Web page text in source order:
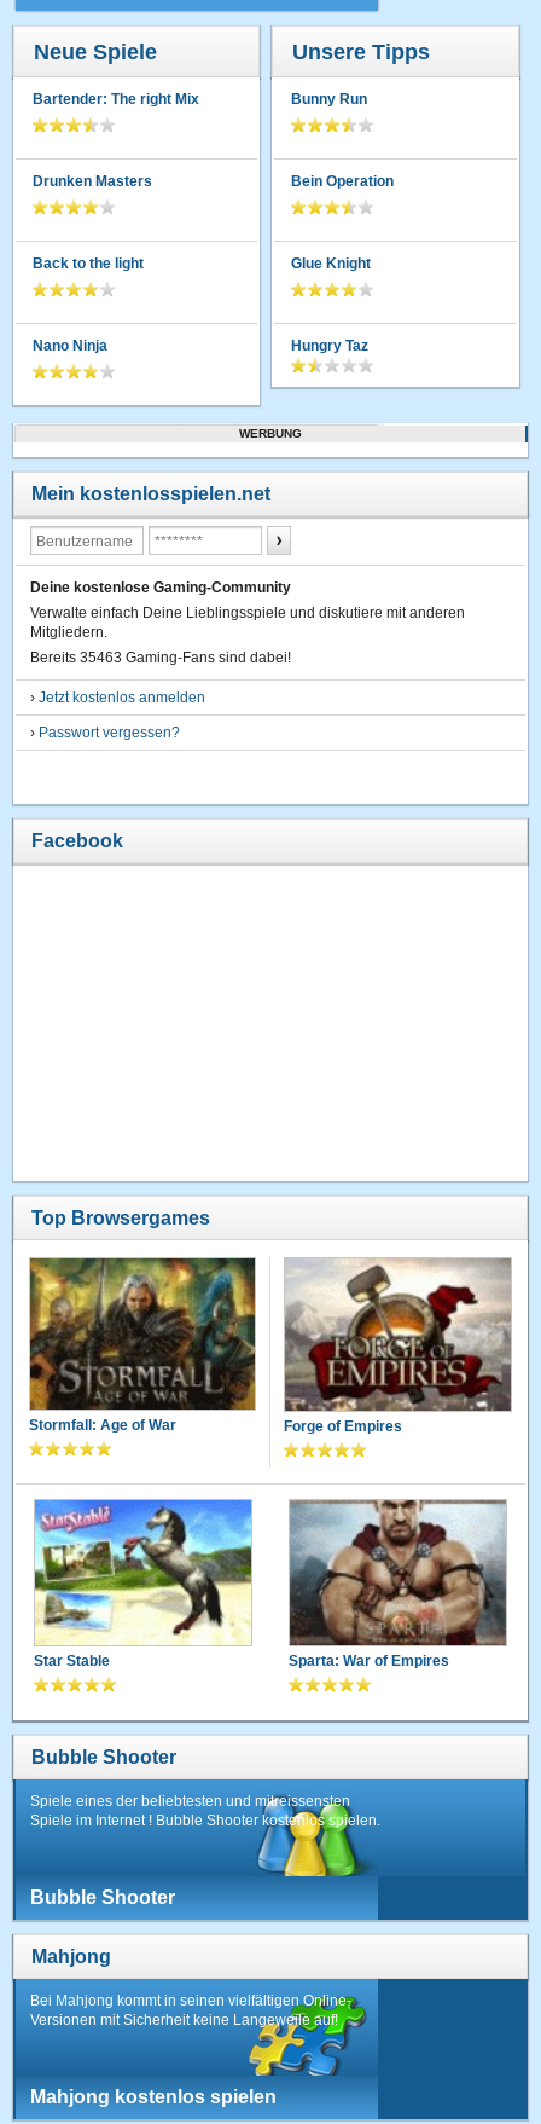
Neue Spiele
Bartender: The right Mix
Drunken Masters
Back to the light
Nano Ninja
Unsere Tipps
Bunny Run
Bein Operation
Glue Knight
Hungry Taz
WERBUNG
Mein kostenlosspielen.net
Deine kostenlose Gaming-Community
Verwalte einfach Deine Lieblingsspiele und diskutiere mit anderen
Mitgliedern.
Bereits 35463 Gaming-Fans sind dabei!
›Jetzt kostenlos anmelden
› Passwort vergessen?
Facebook
Top Browsergames
Stormfall: Age of War Forge of Empires
Star Stable Sparta: War of Empires
Bubble Shooter
Spiele eines der beliebtesten und mitreissensten
Spiele im Internet ! Bubble Shooter kostenlos spielen.
Bubble Shooter
Mahjong
Bei Mahjong kommt in seinen vielfältigen Online-
Versionen mit Sicherheit keine Langeweile auf!
Mahjong kostenlos spielen